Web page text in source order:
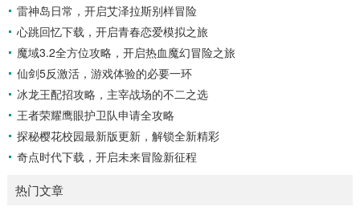
雷神岛日常，开启艾泽拉斯别样冒险
心跳回忆下载，开启青春恋爱模拟之旅
魔域3.2全方位攻略，开启热血魔幻冒险之旅
仙剑5反激活，游戏体验的必要一环
冰龙王配招攻略，主宰战场的不二之选
王者荣耀鹰眼护卫队申请全攻略
探秘樱花校园最新版更新，解锁全新精彩
奇点时代下载，开启未来冒险新征程
热门文章